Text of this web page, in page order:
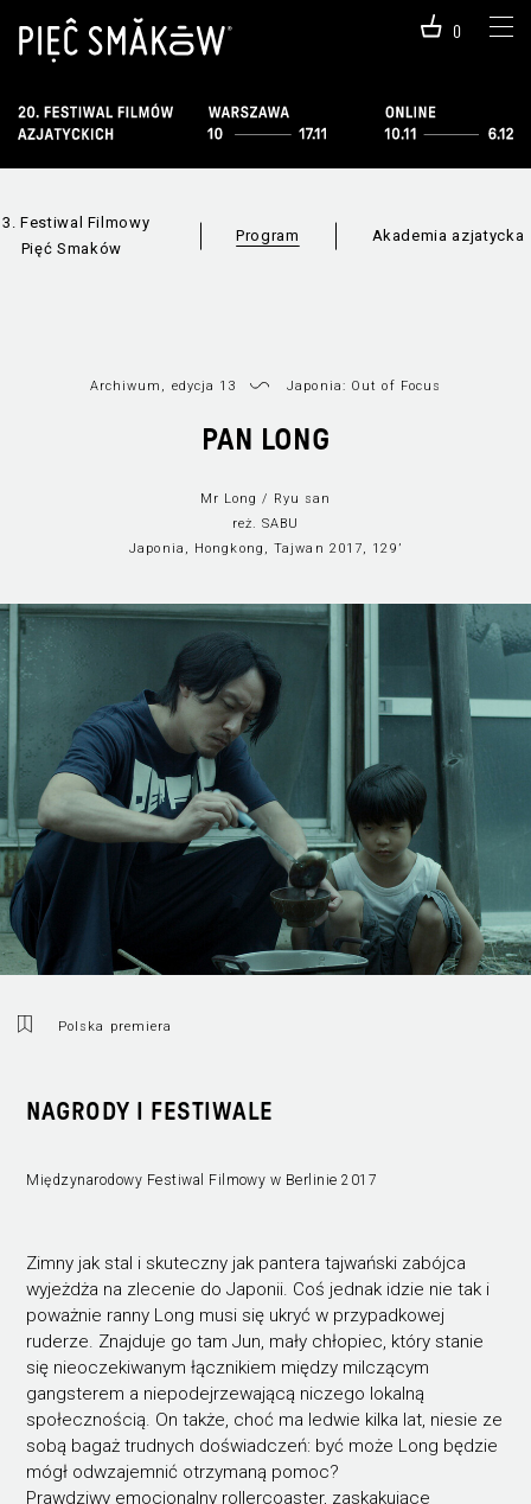
0
Festiwal Filmowy
Pięć Smaków
Program
Informacje o
programie
Akademia azjatycka
Archiwum, edycja 13 Japonia: Out of Focus
PAN LONG
Mr Long / Ryu san
reż. SABU
Japonia, Hongkong, Tajwan 2017, 129’
Polska premiera
NAGRODY I FESTIWALE
Międzynarodowy Festiwal Filmowy w Berlinie 2017
Zimny jak stal i skuteczny jak pantera tajwański zabójca
wyjeżdża na zlecenie do Japonii. Coś jednak idzie nie tak i
poważnie ranny Long musi się ukryć w przypadkowej
ruderze. Znajduje go tam Jun, mały chłopiec, który stanie
się nieoczekiwanym łącznikiem między milczącym
gangsterem a niepodejrzewającą niczego lokalną
społecznością. On także, choć ma ledwie kilka lat, niesie ze
sobą bagaż trudnych doświadczeń: być może Long będzie
mógł odwzajemnić otrzymaną pomoc?
Prawdziwy emocjonalny rollercoaster, zaskakujące